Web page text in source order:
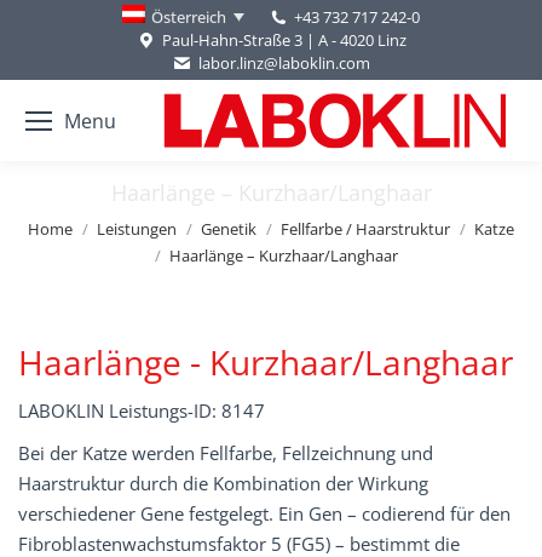
Österreich
+43 732 717 242-0
Paul-Hahn-Straße 3 | A - 4020 Linz
labor.linz@laboklin.com
Menu
Haarlänge – Kurzhaar/Langhaar
You are here:
Home Leistungen Genetik Fellfarbe / Haarstruktur
Katze
Haarlänge – Kurzhaar/Langhaar
Haarlänge - Kurzhaar/Langhaar
LABOKLIN Leistungs-ID: 8147
Bei der Katze werden Fellfarbe, Fellzeichnung und
Haarstruktur durch die Kombination der Wirkung
verschiedener Gene festgelegt. Ein Gen – codierend für den
Fibroblastenwachstumsfaktor 5 (FG5) – bestimmt die